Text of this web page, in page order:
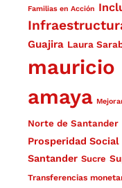
Familias en Acción
Guajira Laura
mauricio
amaya
Norte de Santander
Prosperidad Social
Santander Sucre
Transferencias